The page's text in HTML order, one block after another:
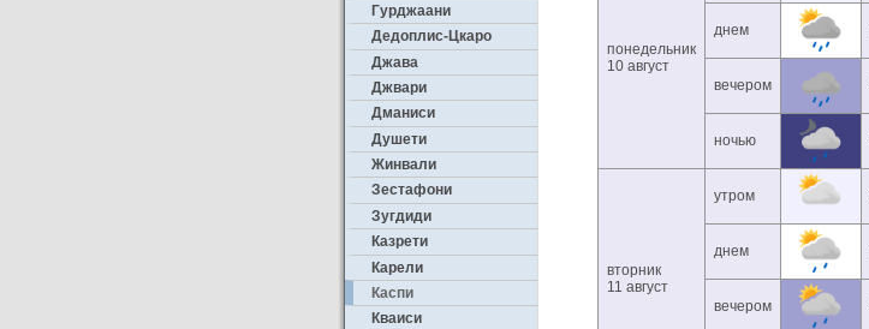
Гурджаани
Дедоплис-Цкаро
Джава
Джвари
Дманиси
Душети
Жинвали
Зестафони
Зугдиди
Казрети
Карели
Каспи
Кваиси
понедельник
10 август
днем
вечером
ночью
вторник
11 август
утром
днем
вечером